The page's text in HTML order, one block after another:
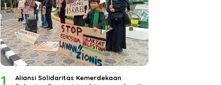
1
Aliansi Solidaritas Kemerdekaan